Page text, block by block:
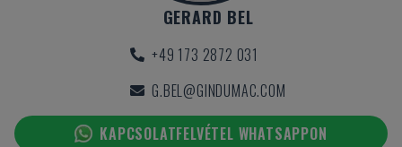
GERARD BEL
+49 173 2872 031
G.BEL@GINDUMAC.COM
KAPCSOLATFELVÉTEL WHATSAPPON